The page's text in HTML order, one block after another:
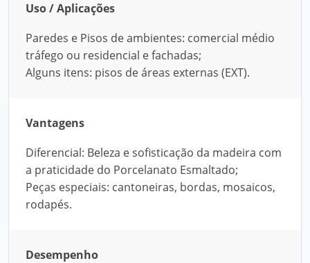
Uso / Aplicações
Paredes e Pisos de ambientes: comercial médio
tráfego ou residencial e fachadas;
Alguns itens: pisos de áreas externas (EXT).
Vantagens
Diferencial: Beleza e sofisticação da madeira com
a praticidade do Porcelanato Esmaltado;
Peças especiais: cantoneiras, bordas, mosaicos,
rodapés.
Desempenho